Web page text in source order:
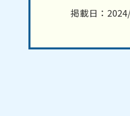
掲載日：